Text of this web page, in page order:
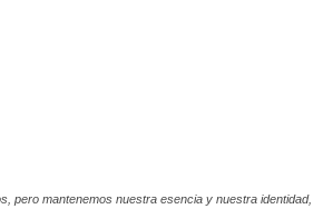
pero mantenemos nuestra esencia y nuestra identidad,